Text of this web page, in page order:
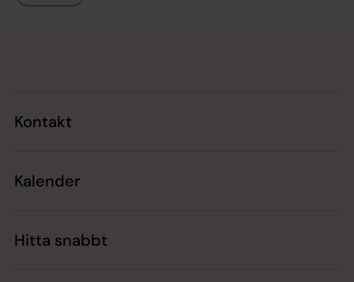
Kontakt
Kalender
Hitta snabbt